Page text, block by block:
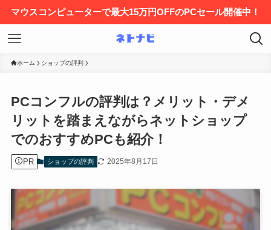
マウスコンピューターで最大15万円OFFのPCセール開催中！
ホーム ショップの評判
PCコンフルの評判は？メリット・デメ
リットを踏まえながらネットショップ
でのおすすめPCも紹介！
PR ショップの評判 2025年8月17日